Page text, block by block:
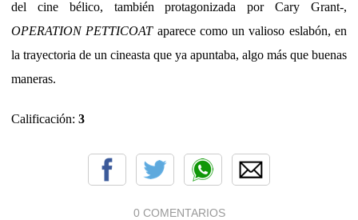
del cine bélico, también protagonizada por Cary Grant-,
OPERATION PETTICOATaparece como un valioso eslabón, en
la trayectoria de un cineasta que ya apuntaba, algo más que buenas
maneras.
Calificación: 3
0 COMENTARIOS